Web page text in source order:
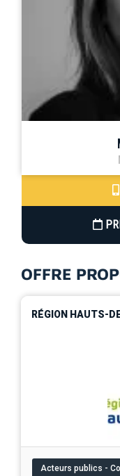
OFFRE
RÉGION HAUTS-
Acteurs publics -